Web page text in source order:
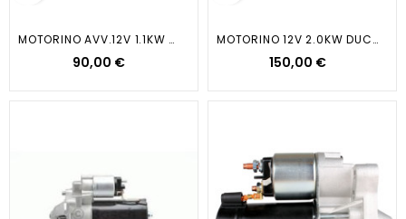
MOTORINO AVV.12V 1.1KW MICRAII...
90,00 €
MOTORINO 12V 2.0KW DUCATO...
150,00 €